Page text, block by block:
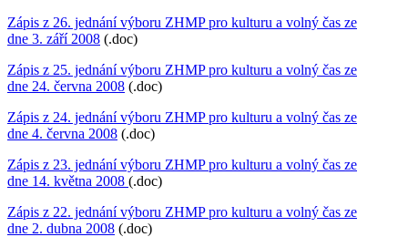
Zápis z 26. jednání výboru ZHMP pro kulturu a volný čas ze
dne 3. září 2008 (.doc)
Zápis z 25. jednání výboru ZHMP pro kulturu a volný čas ze
dne 24. června 2008 (.doc)
Zápis z 24. jednání výboru ZHMP pro kulturu a volný čas ze
dne 4. června 2008 (.doc)
Zápis z 23. jednání výboru ZHMP pro kulturu a volný čas ze
dne 14. května 2008 (.doc)
Zápis z 22. jednání výboru ZHMP pro kulturu a volný čas ze
dne 2. dubna 2008 (.doc)